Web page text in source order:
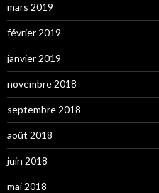
mars 2019
février 2019
janvier 2019
novembre 2018
septembre 2018
août 2018
juin 2018
mai 2018